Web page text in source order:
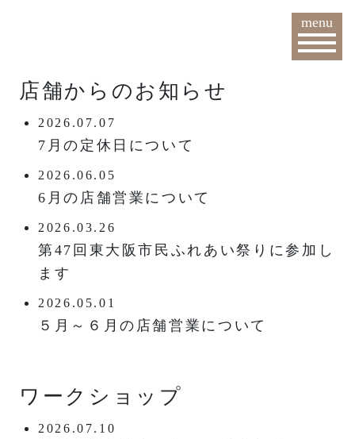
menu
店舗からのお知らせ
2026.07.07
7月の定休日について
2026.06.05
6月の店舗営業について
2026.03.26
第47回東大阪市民ふれあい祭りに参加し
ます
2026.05.01
５月～６月の店舗営業について
ワークショップ
2026.07.10